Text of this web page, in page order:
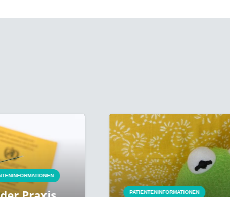
PATIENTENINFORMATIONEN